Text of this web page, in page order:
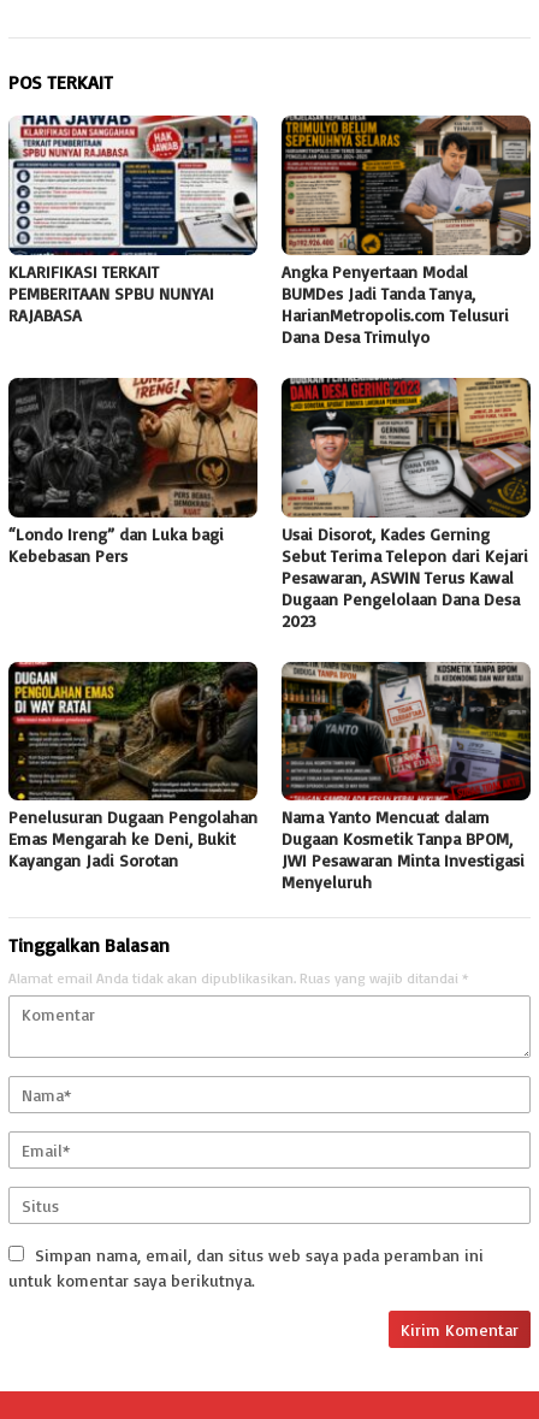
POS TERKAIT
KLARIFIKASI TERKAIT
PEMBERITAAN SPBU NUNYAI
RAJABASA
Angka Penyertaan Modal
BUMDes Jadi Tanda Tanya,
HarianMetropolis.com Telusuri
Dana Desa Trimulyo
“Londo Ireng” dan Luka bagi
Kebebasan Pers
Usai Disorot, Kades Gerning
Sebut Terima Telepon dari Kejari
Pesawaran, ASWIN Terus Kawal
Dugaan Pengelolaan Dana Desa
2023
Penelusuran Dugaan Pengolahan
Emas Mengarah ke Deni, Bukit
Kayangan Jadi Sorotan
Nama Yanto Mencuat dalam
Dugaan Kosmetik Tanpa BPOM,
JWI Pesawaran Minta Investigasi
Menyeluruh
Tinggalkan Balasan
Alamat email Anda tidak akan dipublikasikan. Ruas yang wajib ditandai *
Simpan nama, email, dan situs web saya pada peramban ini
untuk komentar saya berikutnya.